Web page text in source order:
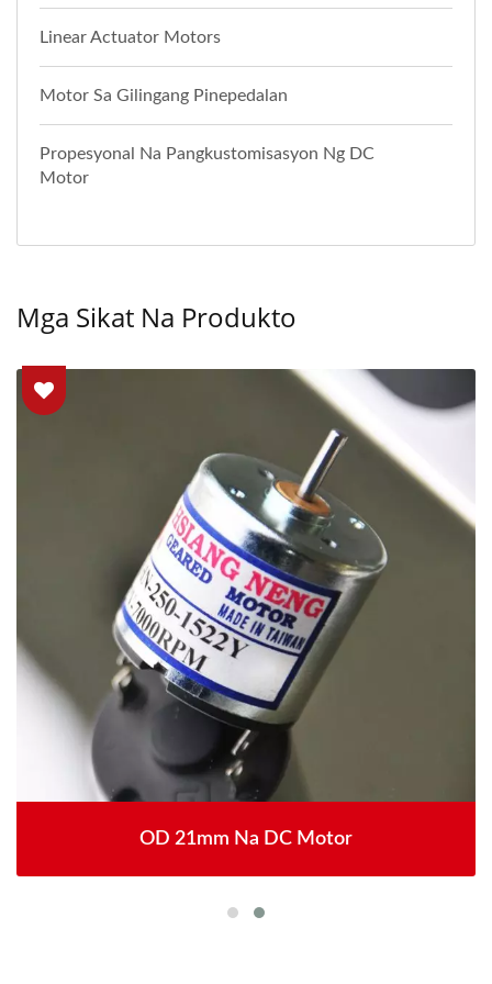
Linear Actuator Motors
Motor Sa Gilingang Pinepedalan
Propesyonal Na Pangkustomisasyon Ng DC
Motor
Mga Sikat Na Produkto
OD 21mm Na DC Motor